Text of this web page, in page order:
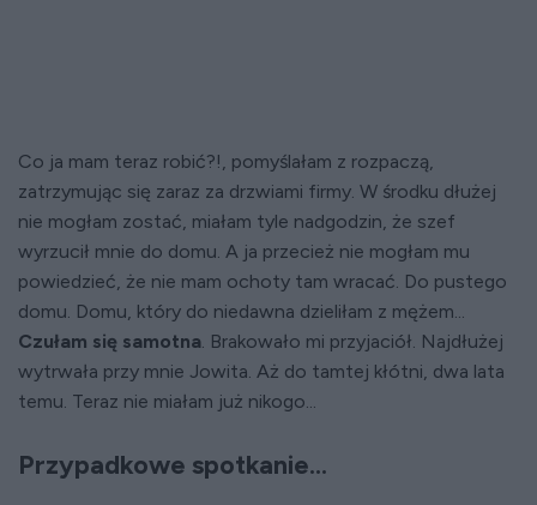
Co ja mam teraz robić?!, pomyślałam z rozpaczą,
zatrzymując się zaraz za drzwiami firmy. W środku dłużej
nie mogłam zostać, miałam tyle nadgodzin, że szef
wyrzucił mnie do domu. A ja przecież nie mogłam mu
powiedzieć, że nie mam ochoty tam wracać. Do pustego
domu. Domu, który do niedawna dzieliłam z mężem...
Czułam się samotna. Brakowało mi przyjaciół. Najdłużej
wytrwała przy mnie Jowita. Aż do tamtej kłótni, dwa lata
temu. Teraz nie miałam już nikogo...
Przypadkowe spotkanie...